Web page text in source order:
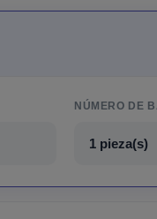
NÚMERO DE
1 pieza(s)